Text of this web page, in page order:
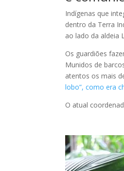
Indígenas que
dentro da Terra
ao lado da aldeia
Os guardiões
Munidos de
atentos os mais
lobo”, como era
O atual